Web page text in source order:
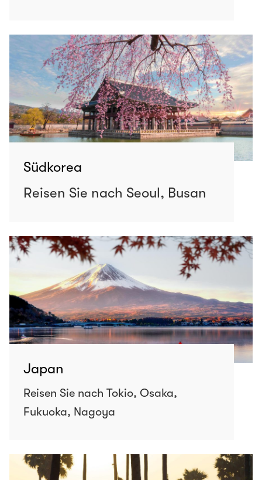
Südkorea
Reisen Sie nach Seoul, Busan
Japan
Reisen Sie nach Tokio, Osaka,
Fukuoka, Nagoya